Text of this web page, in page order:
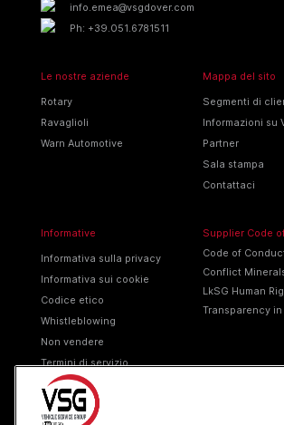
info.emea@vsgdover.com
Ph: +39.051.6781511
Le nostre aziende
Rotary
Ravaglioli
Warn Automotive
Mappa del sito
Segmenti di
Informazioni su
Partner
Sala stampa
Contattaci
Informative
Informativa sulla privacy
Informativa sui cookie
Codice etico
Whistleblowing
Non vendere
Termini di servizio
Smaltimento imballaggi
Supplier Code
Code of
Conflict
LkSG Human
Transparency